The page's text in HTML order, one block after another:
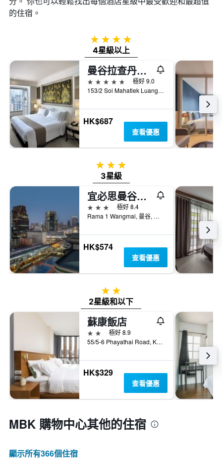
的住宿。
4星級
4星級以上
曼谷拉查丹利中心酒店
5星級
極好 9.0
153/2 Soi Mahatlek Luang 1, Ratchadamri Road, Lumpini, Pathumwan, 曼谷, 泰國
HK$687
查看優惠
3星級
3星級
宜必思曼谷暹罗酒店
3星級
極好 8.4
Rama 1 Wangmai, 曼谷, 泰國
HK$574
查看優惠
2星級
2星級和以下
蘇康飯店
2星級
極好 8.9
55/5-6 Phayathai Road, Kwang Thanon Phayathai, Ratchathewi, 曼谷, 泰國
HK$329
查看優惠
MBK 購物中心​其他的住宿
顯示所有366​個住宿